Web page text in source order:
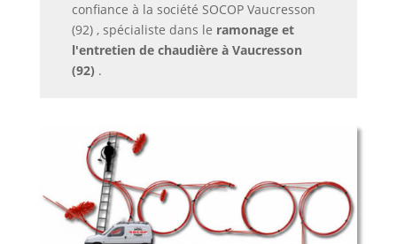
confiance à la société SOCOP Vaucresson
(92) , spécialiste dans le ramonage et
l'entretien de chaudière à Vaucresson
(92) .